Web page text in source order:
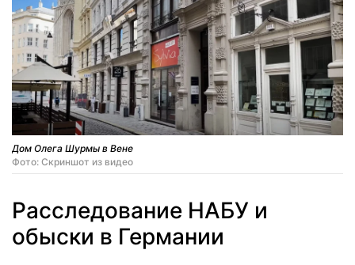
Дом Олега Шурмы в Вене
Фото: Скриншот из видео
Расследование НАБУ и
обыски в Германии